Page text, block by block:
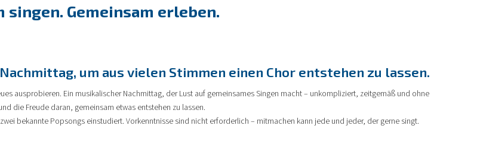
singen. Gemeinsam erleben.
um aus vielen Stimmen einen Chor entstehen zu lassen.
ausprobieren. Ein musikalischer Nachmittag, der Lust auf gemeinsames Singen macht – unkompliziert, zeitgemäß und ohne
die Freude daran, gemeinsam etwas entstehen zu lassen.
bekannte Popsongs einstudiert. Vorkenntnisse sind nicht erforderlich – mitmachen kann jede und jeder, der gerne singt.